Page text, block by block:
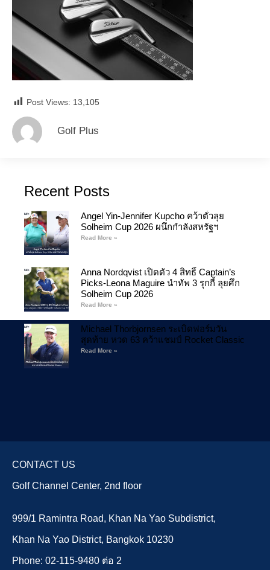
Post Views: 13,105
Golf Plus
Recent Posts
Angel Yin-Jennifer Kupcho คว้าตั๋วลุย
Solheim Cup 2026 ผนึกกำลังสหรัฐฯ
Read More »
Anna Nordqvist เปิดตัว 4 สิทธิ์ Captain’s
Picks-Leona Maguire นำทัพ 3 รุกกี้ ลุยศึก
Solheim Cup 2026
Read More »
Michael Thorbjornsen ระเบิดฟอร์มวัน
สุดท้าย หวด 63 คว้าแชมป์ Rocket Classic
Read More »
CONTACT US
Golf Channel Center, 2nd floor
999/1 Ramintra Road, Khan Na Yao Subdistrict,
Khan Na Yao District, Bangkok 10230
Phone: 02-115-9480 ต่อ 2